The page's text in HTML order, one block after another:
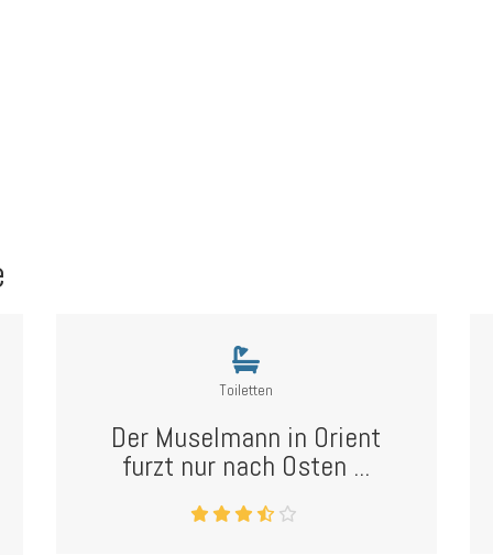
Toiletten
Der Muselmann in Orient
furzt nur nach Osten ...